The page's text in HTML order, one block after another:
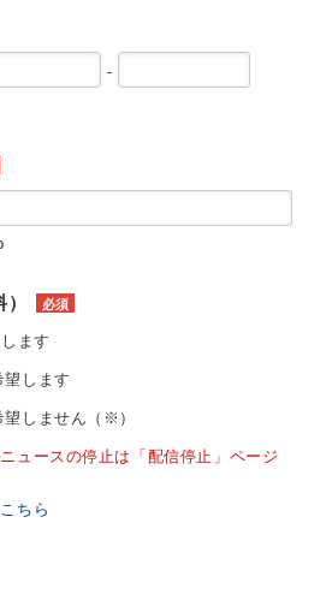
-
必須
ます
望します
しません（※）
ュースの停止は「配信停止」ページ
ちら